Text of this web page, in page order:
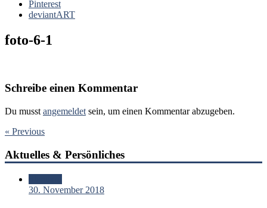
Pinterest
deviantART
foto-6-1
Schreibe einen Kommentar
Du musst angemeldet sein, um einen Kommentar abzugeben.
« Previous
Aktuelles & Persönliches
30. November 2018